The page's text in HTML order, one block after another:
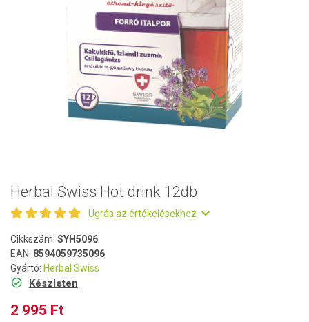
Herbal Swiss Hot drink 12db
Ugrás az értékelésekhez
Cikkszám: SYH5096
EAN: 8594059735096
Gyártó: Herbal Swiss
Készleten
2 995 Ft